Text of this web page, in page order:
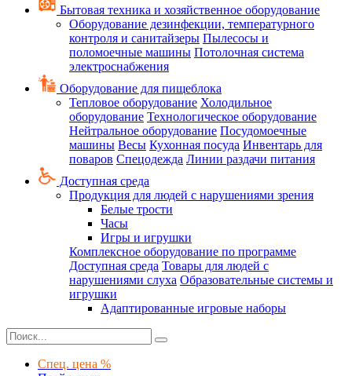
Бытовая техника и хозяйственное оборудование
Оборудование дезинфекции, температурного
контроля и санитайзеры Пылесосы и
поломоечные машины Потолочная система
электроснабжения
Оборудование для пищеблока
Тепловое оборудование Холодильное
оборудование Технологическое оборудование
Нейтральное оборудование Посудомоечные
машины Весы Кухонная посуда Инвентарь для
поваров Спецодежда Линии раздачи питания
Доступная среда
Продукция для людей с нарушениями зрения
Белые трости
Часы
Игры и игрушки
Комплексное оборудование по программе
Доступная среда Товары для людей с
нарушениями слуха Образовательные системы и
игрушки
Адаптированные игровые наборы
Спец. цена %